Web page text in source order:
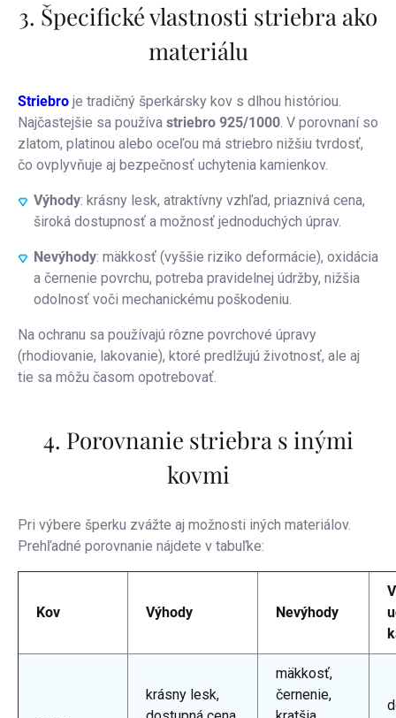
3. Špecifické vlastnosti striebra ako
materiálu
Striebro je tradičný šperkársky kov s dlhou históriou.
Najčastejšie sa používa striebro 925/1000. V porovnaní so
zlatom, platinou alebo oceľou má striebro nižšiu tvrdosť,
čo ovplyvňuje aj bezpečnosť uchytenia kamienkov.
Výhody: krásny lesk, atraktívny vzhľad, priaznivá cena,
široká dostupnosť a možnosť jednoduchých úprav.
Nevýhody: mäkkosť (vyššie riziko deformácie), oxidácia
a černenie povrchu, potreba pravidelnej údržby, nižšia
odolnosť voči mechanickému poškodeniu.
Na ochranu sa používajú rôzne povrchové úpravy
(rhodiovanie, lakovanie), ktoré predlžujú životnosť, ale aj
tie sa môžu časom opotrebovať.
4. Porovnanie striebra s inými
kovmi
Pri výbere šperku zvážte aj možnosti iných materiálov.
Prehľadné porovnanie nájdete v tabuľke:
Kov Výhody Nevýhody
krásny lesk,
mäkkosť,
černenie,